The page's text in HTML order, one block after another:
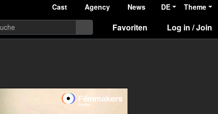
Cast Agency News DE Theme
Favoriten Log in / Join